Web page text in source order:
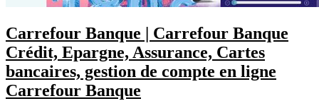
Carrefour Banque | Carrefour Banque
Crédit, Epargne, Assurance, Cartes
bancaires, gestion de compte en ligne
Carrefour Banque